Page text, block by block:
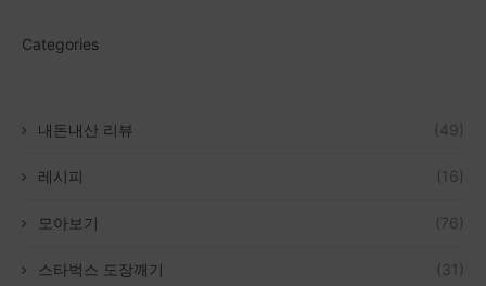
Categories
내돈내산 리뷰 (49)
레시피 (16)
모아보기 (76)
스타벅스 도장깨기 (31)